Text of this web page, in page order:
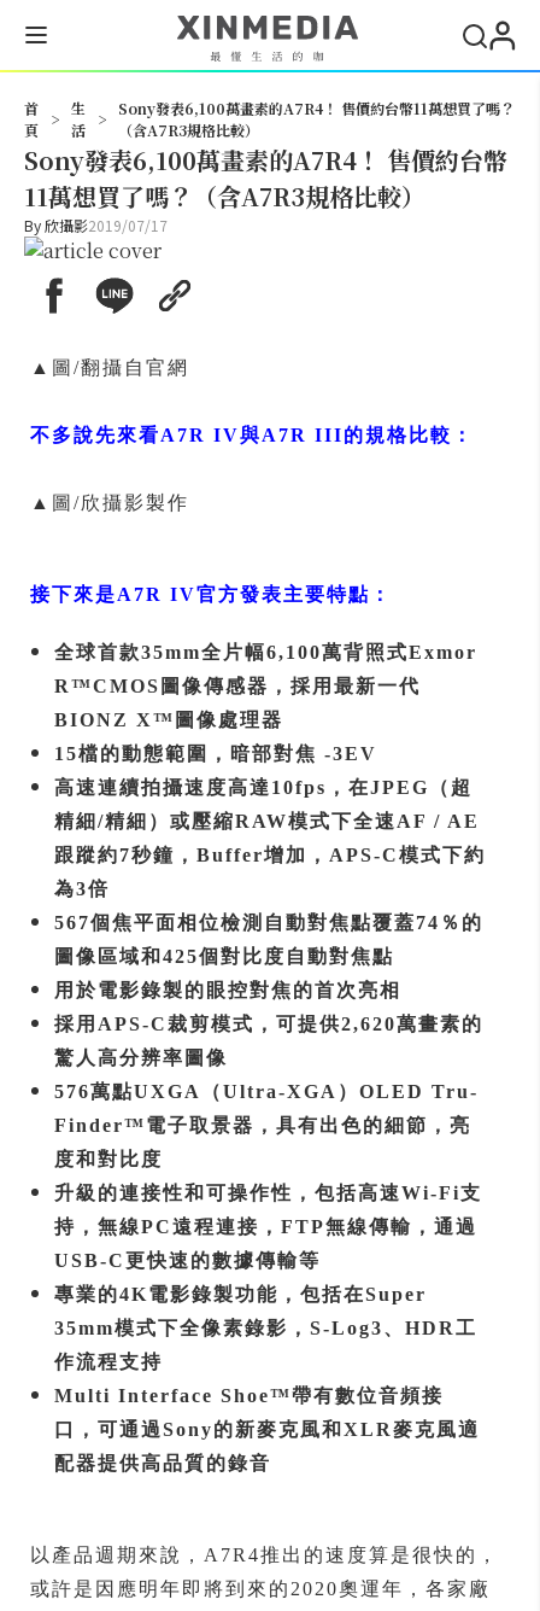
首
頁
>
生
活
>
Sony發表6,100萬畫素的A7R4！ 售價約台幣11萬想買了嗎？
（含A7R3規格比較）
Sony發表6,100萬畫素的A7R4！ 售價約台幣
11萬想買了嗎？（含A7R3規格比較）
By欣攝影2019/07/17
▲圖/翻攝自官網
不多說先來看A7R IV與A7R III的規格比較：
▲圖/欣攝影製作
接下來是A7R IV官方發表主要特點：
全球首款35mm全片幅6,100萬背照式Exmor
R™CMOS圖像傳感器，採用最新一代
BIONZ X™圖像處理器
15檔的動態範圍，暗部對焦 -3EV
高速連續拍攝速度高達10fps，在JPEG（超
精細/精細）或壓縮RAW模式下全速AF / AE
跟蹤約7秒鐘，Buffer增加，APS-C模式下約
為3倍
567個焦平面相位檢測自動對焦點覆蓋74％的
圖像區域和425個對比度自動對焦點
用於電影錄製的眼控對焦的首次亮相
採用APS-C裁剪模式，可提供2,620萬畫素的
驚人高分辨率圖像
576萬點UXGA（Ultra-XGA）OLED Tru-
Finder™電子取景器，具有出色的細節，亮
度和對比度
升級的連接性和可操作性，包括高速Wi-Fi支
持，無線PC遠程連接，FTP無線傳輸，通過
USB-C更快速的數據傳輸等
專業的4K電影錄製功能，包括在Super
35mm模式下全像素錄影，S-Log3、HDR工
作流程支持
Multi Interface Shoe™帶有數位音頻接
口，可通過Sony的新麥克風和XLR麥克風適
配器提供高品質的錄音
以產品週期來說， A7R4推出的速度算是很快的，
或許是因應明年即將到來的2020奧運年，各家廠